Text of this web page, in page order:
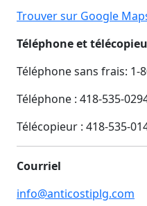
Trouver sur Google
Téléphone et
Téléphone sans frais: 1-
Téléphone : 418-535-
Télécopieur : 418-535-
Courriel
info@anticostiplg.com